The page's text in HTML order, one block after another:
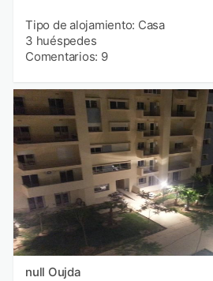
Tipo de alojamiento: Casa
3 huéspedes
Comentarios: 9
null Oujda